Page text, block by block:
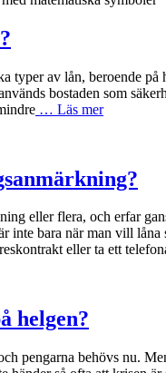
typer av lån, beroende
bostaden som
… Läs mer
eller flera, och erfar
inte bara när man vill
eller ta ett
helgen?
pengarna behövs nu.